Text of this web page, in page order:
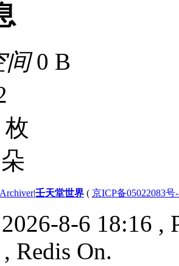
间0 B
枚
Archiver|壬天堂世界 ( 京ICP备05022083号
8-6 18:16 ,
Redis On.